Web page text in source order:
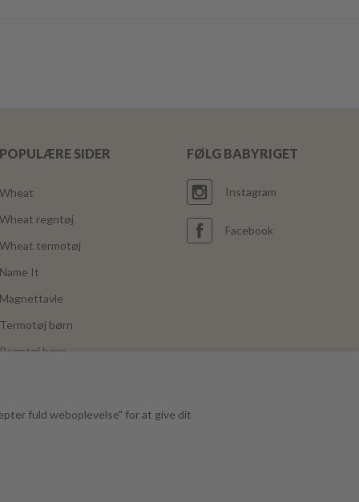
fuld weboplevelse" for at give dit
POPULÆRE SIDER
Wheat
Wheat regntøj
Wheat termotøj
Name It
Magnettavle
Termotøj børn
Regntøj børn
FØLG BABYRIGET
Instagram
Facebook